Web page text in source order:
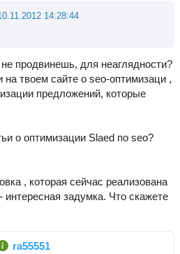
14:28:44
продвинешь, для неаглядности?
на твоем сайте о seo-оптимизаци ,
предложений, которые
о оптимизации Slaed по seo?
, которая сейчас реализована
интересная задумка. Что скажете
ra55551